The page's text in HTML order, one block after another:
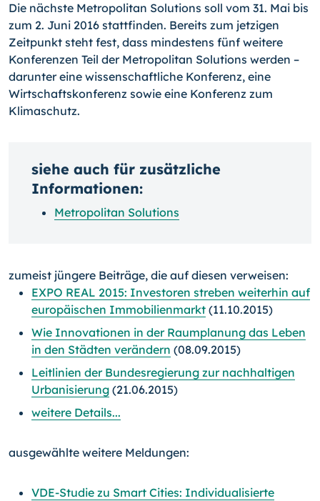
Die nächste Metropolitan Solutions soll vom 31. Mai bis
zum 2. Juni 2016 stattfinden. Bereits zum jetzigen
Zeitpunkt steht fest, dass mindestens fünf weitere
Konferenzen Teil der Metropolitan Solutions werden –
darunter eine wissenschaftliche Konferenz, eine
Wirtschaftskonferenz sowie eine Konferenz zum
Klimaschutz.
siehe auch für zusätzliche
Informationen:
Metropolitan Solutions
zumeist jüngere Beiträge, die auf diesen verweisen:
EXPO REAL 2015: Investoren streben weiterhin auf
europäischen Immobilienmarkt (11.10.2015)
Wie Innovationen in der Raumplanung das Leben
in den Städten verändern (08.09.2015)
Leitlinien der Bundesregierung zur nachhaltigen
Urbanisierung (21.06.2015)
weitere Details...
ausgewählte weitere Meldungen:
VDE-Studie zu Smart Cities: Individualisierte